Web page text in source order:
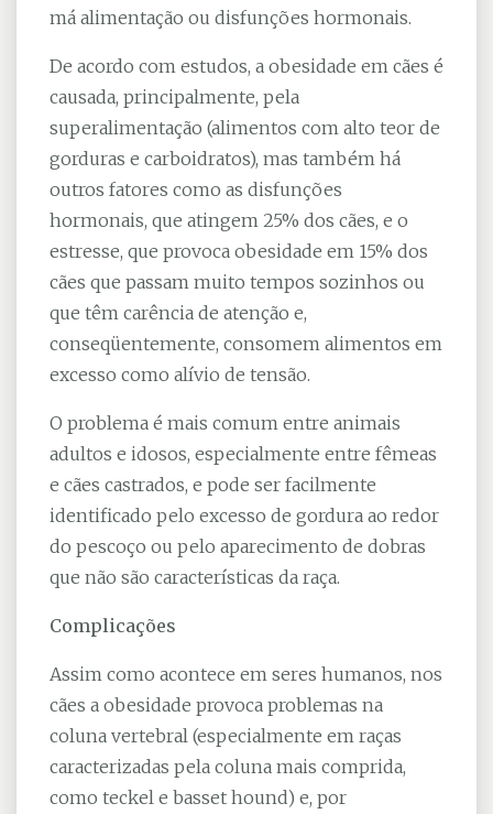
má alimentação ou disfunções hormonais.
De acordo com estudos, a obesidade em cães é
causada, principalmente, pela
superalimentação (alimentos com alto teor de
gorduras e carboidratos), mas também há
outros fatores como as disfunções
hormonais, que atingem 25% dos cães, e o
estresse, que provoca obesidade em 15% dos
cães que passam muito tempos sozinhos ou
que têm carência de atenção e,
conseqüentemente, consomem alimentos em
excesso como alívio de tensão.
O problema é mais comum entre animais
adultos e idosos, especialmente entre fêmeas
e cães castrados, e pode ser facilmente
identificado pelo excesso de gordura ao redor
do pescoço ou pelo aparecimento de dobras
que não são características da raça.
Complicações
Assim como acontece em seres humanos, nos
cães a obesidade provoca problemas na
coluna vertebral (especialmente em raças
caracterizadas pela coluna mais comprida,
como teckel e basset hound) e, por